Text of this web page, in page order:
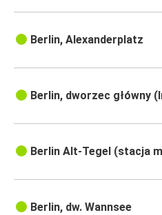
Berlin, Alexanderplatz
Berlin, dworzec główny
Berlin Alt-Tegel (stacja
Berlin, dw. Wannsee